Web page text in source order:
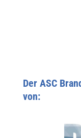
Der ASC
von: